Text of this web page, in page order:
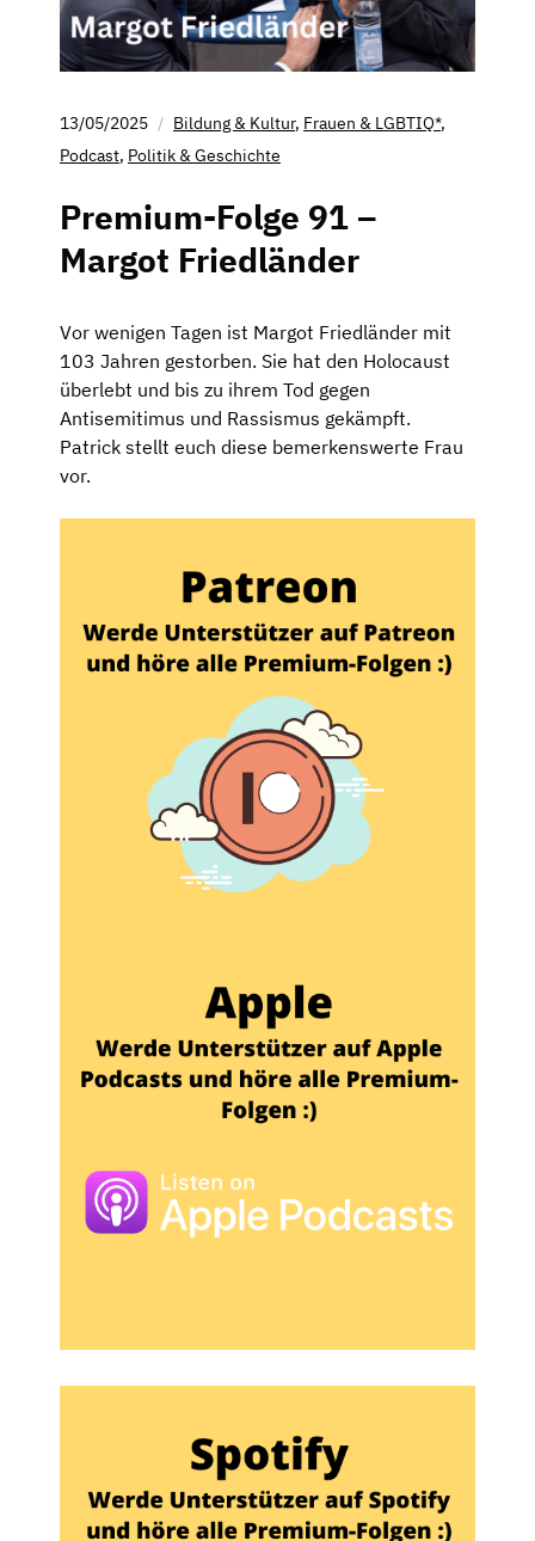
13/05/2025 Bildung & Kultur, Frauen & LGBTIQ*,
Podcast, Politik & Geschichte
Premium-Folge 91 –
Margot Friedländer
Vor wenigen Tagen ist Margot Friedländer mit
103 Jahren gestorben. Sie hat den Holocaust
überlebt und bis zu ihrem Tod gegen
Antisemitimus und Rassismus gekämpft.
Patrick stellt euch diese bemerkenswerte Frau
vor.